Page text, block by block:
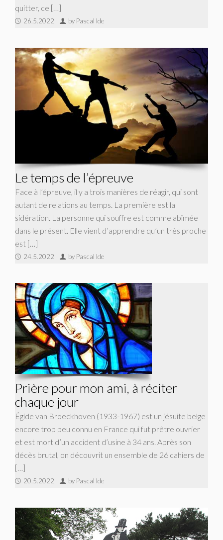
quitter, ce […]
26.5.2022 by Pascal Ide
Le temps de l’épreuve
Face à l’épreuve, il y a trois manières de réagir, qui sont
autant de relations au temps. La première est la
sidération. La personne qui souffre est comme abîmée
dans le présent. Elle vient d’apprendre qu’un très proche
est […]
24.5.2022 by Pascal Ide
Prière pour mon ami, à réciter
chaque jour
Égide van Broeckhoven (1933-1967) est un jésuite belge
encore trop peu connu en France qui fut prêtre ouvrier
et est mort d’un accident d’usine à 34 ans. Après son
décès brutal, on découvrit un ensemble de 26 cahiers de
[…]
20.5.2022 by Pascal Ide